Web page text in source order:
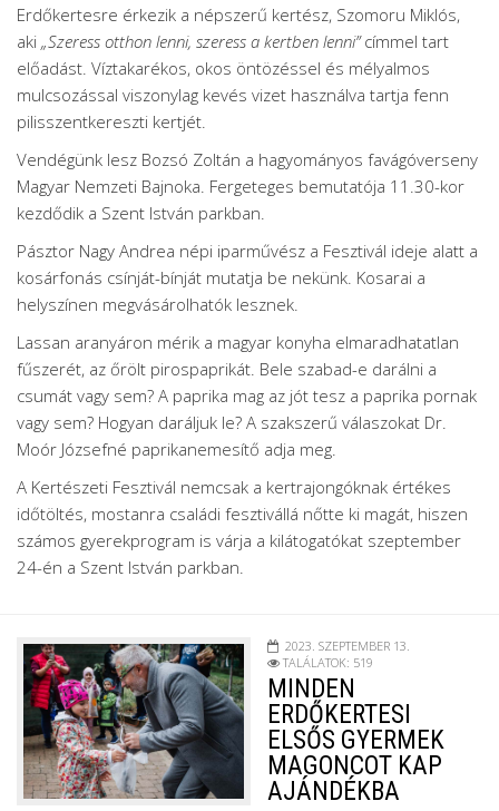
Erdőkertesre érkezik a népszerű kertész, Szomoru Miklós,
aki „Szeress otthon lenni, szeress a kertben lenni”címmel tart
előadást. Víztakarékos, okos öntözéssel és mélyalmos
mulcsozással viszonylag kevés vizet használva tartja fenn
pilisszentkereszti kertjét.
Vendégünk lesz Bozsó Zoltán a hagyományos favágóverseny
Magyar Nemzeti Bajnoka. Fergeteges bemutatója 11.30-kor
kezdődik a Szent István parkban.
Pásztor Nagy Andrea népi iparművész a Fesztivál ideje alatt a
kosárfonás csínját-bínját mutatja be nekünk. Kosarai a
helyszínen megvásárolhatók lesznek.
Lassan aranyáron mérik a magyar konyha elmaradhatatlan
fűszerét, az őrölt pirospaprikát. Bele szabad-e darálni a
csumát vagy sem? A paprika mag az jót tesz a paprika pornak
vagy sem? Hogyan daráljuk le? A szakszerű válaszokat Dr.
Moór Józsefné paprikanemesítő adja meg.
A Kertészeti Fesztivál nemcsak a kertrajongóknak értékes
időtöltés, mostanra családi fesztivállá nőtte ki magát, hiszen
számos gyerekprogram is várja a kilátogatókat szeptember
24-én a Szent István parkban.
2023. SZEPTEMBER 13.
TALÁLATOK: 519
MINDEN
ERDŐKERTESI
ELSŐS GYERMEK
MAGONCOT KAP
AJÁNDÉKBA